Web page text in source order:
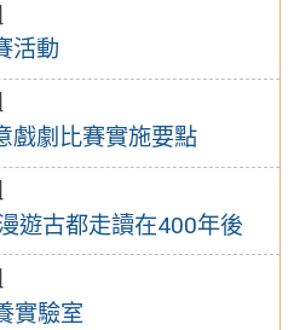
活動
戲劇比賽實施要點
遊古都走讀在400年後
實驗室